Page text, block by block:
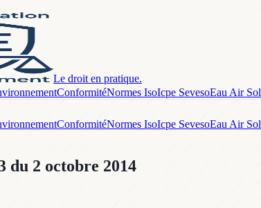
Le droit en pratique.
ConformitéNormes IsoIcpe SevesoEau Air Sol
ConformitéNormes IsoIcpe SevesoEau Air Sol
du 2 octobre 2014